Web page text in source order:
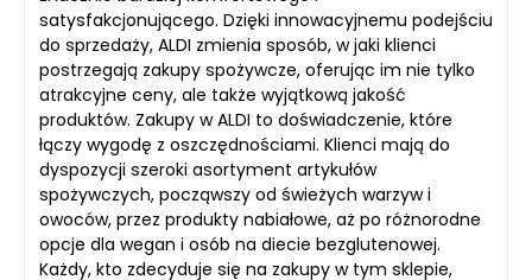
satysfakcjonującego. Dzięki innowacyjnemu podejściu
do sprzedaży, ALDI zmienia sposób, w jaki klienci
postrzegają zakupy spożywcze, oferując im nie tylko
atrakcyjne ceny, ale także wyjątkową jakość
produktów. Zakupy w ALDI to doświadczenie, które
łączy wygodę z oszczędnościami. Klienci mają do
dyspozycji szeroki asortyment artykułów
spożywczych, począwszy od świeżych warzyw i
owoców, przez produkty nabiałowe, aż po różnorodne
opcje dla wegan i osób na diecie bezglutenowej.
Każdy, kto zdecyduje się na zakupy w tym sklepie,